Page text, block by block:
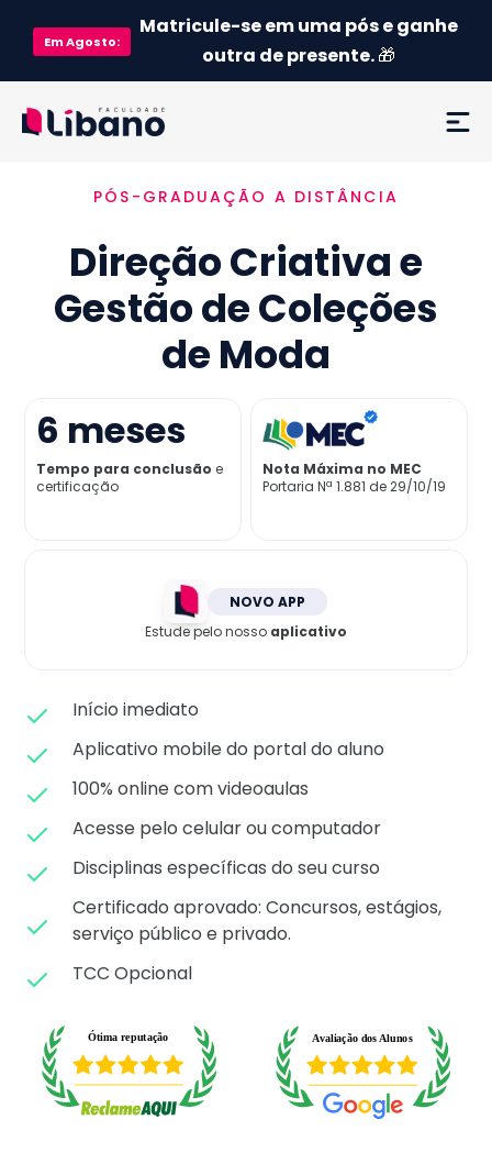
EmAgosto:
Matricule-se em uma pós e ganhe
outra de presente.🎁
Ementa
Como funciona
Credenciamento MEC
Já sou aluno
PÓS-GRADUAÇÃO A DISTÂNCIA
Direção Criativa e
Gestão de Coleções
de Moda
6 meses
Tempo para conclusão e
certificação
Nota Máxima no MEC
Portaria Nª 1.881 de 29/10/19
NOVO APP
Estude pelo nosso aplicativo
Início imediato
Aplicativo mobile do portal do aluno
100% online com videoaulas
Acesse pelo celular ou computador
Disciplinas específicas do seu curso
Certificado aprovado: Concursos, estágios,
serviço público e privado.
TCC Opcional